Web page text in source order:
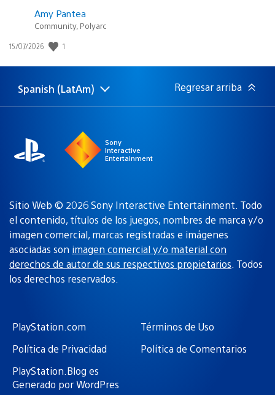
Amy Pantea
Community, Polyarc
Fecha
publicación:
15/07/2026 1
Elige
una
Región
actual:
Spanish (LatAm) Regresar arriba
Sony
Interactive
Entertainment
Sitio Web © 2026 Sony Interactive Entertainment. Todo
el contenido, títulos de los juegos, nombres de marca y/o
imagen comercial, marcas registradas e imágenes
asociadas son imagen comercial y/o material con
derechos de autor de sus respectivos propietarios. Todos
los derechos reservados.
PlayStation.com
Términos de Uso
Política de Privacidad
Política de Comentarios
PlayStation.Blog es
Generado por WordPres